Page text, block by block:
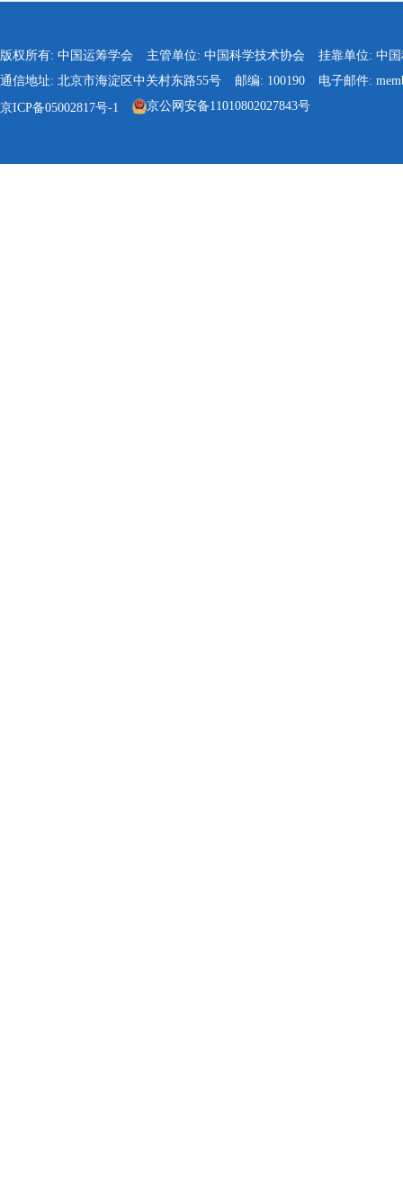
版权所有: 中国运筹学会 主管单位: 中国科学技术协会
挂靠单位: 中
通信地址: 北京市海淀区中关村东路55号
邮编: 100190 电子邮件:
京ICP备05002817号-1 京公网安备11010802027843号